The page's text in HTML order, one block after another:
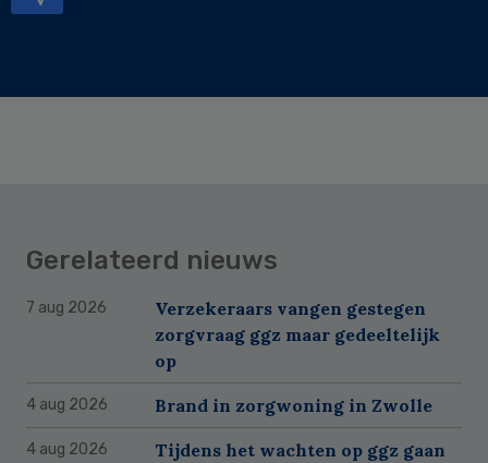
Gerelateerd nieuws
7 aug 2026
Verzekeraars vangen gestegen
zorgvraag ggz maar gedeeltelijk
op
4 aug 2026 Brand in zorgwoning in Zwolle
4 aug 2026
Tijdens het wachten op ggz gaan